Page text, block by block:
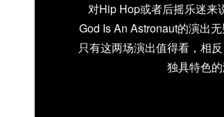
对Hip Hop或者后摇乐迷来
God Is An Astronaut的演出
只有这两场演出值得看，相
独具特色的